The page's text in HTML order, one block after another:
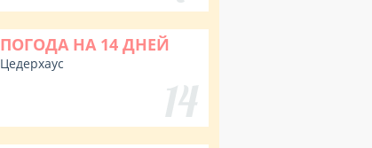
ПОГОДА НА 14 ДНЕЙ
Цедерхаус